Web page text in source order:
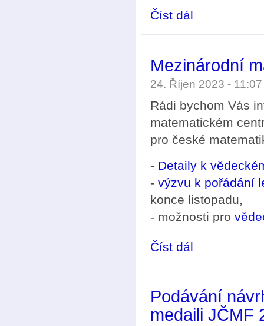
Číst dál
Mezinárodní
24. Říjen 2023 -
Rádi bychom Vás
matematickém
pro české
- Detaily k
- výzvu k pořádání
konce listopadu,
- možnosti pro
Číst dál
Podávání
medaili JČMF